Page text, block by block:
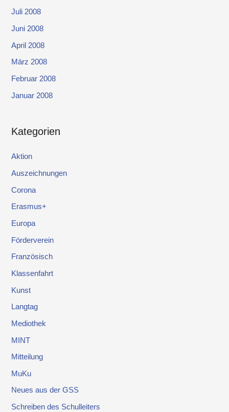
Juli 2008
Juni 2008
April 2008
März 2008
Februar 2008
Januar 2008
Kategorien
Aktion
Auszeichnungen
Corona
Erasmus+
Europa
Förderverein
Französisch
Klassenfahrt
Kunst
Langtag
Mediothek
MINT
Mitteilung
MuKu
Neues aus der GSS
Schreiben des Schulleiters